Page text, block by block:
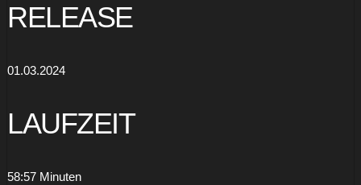
Of
Work'
YouTube
RELEASE
01.03.2024
LAUFZEIT
58:57 Minuten